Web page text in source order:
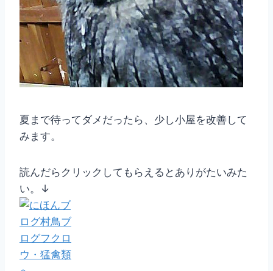
夏まで待ってダメだったら、少し小屋を改善して
みます。
読んだらクリックしてもらえるとありがたいみた
い。↓